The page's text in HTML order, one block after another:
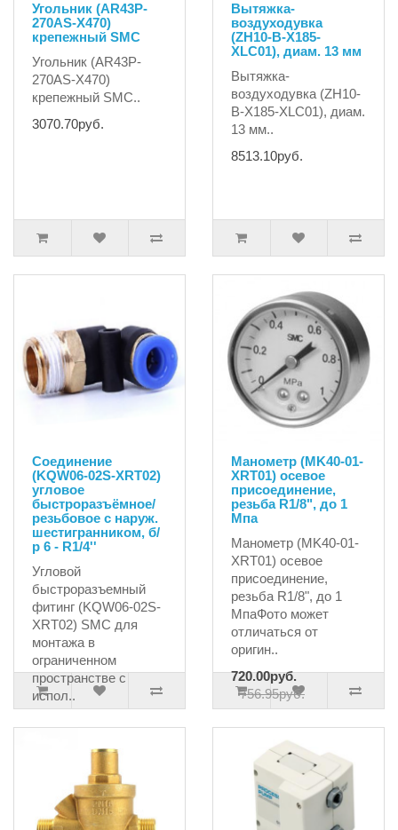
Угольник (AR43P-
270AS-X470)
крепежный SMC
Угольник (AR43P-
270AS-X470)
крепежный SMC..
3070.70руб.
Вытяжка-
воздуходувка
(ZH10-B-X185-
XLC01), диам. 13 мм
Вытяжка-
воздуходувка (ZH10-
B-X185-XLC01), диам.
13 мм..
8513.10руб.
Соединение
(KQW06-02S-XRT02)
угловое
быстроразъёмное/
резьбовое с наруж.
шестигранником, б/
р 6 - R1/4''
Угловой
быстроразъемный
фитинг (KQW06-02S-
XRT02) SMC для
монтажа в
ограниченном
пространстве с
испол..
Манометр (MK40-01-
XRT01) осевое
присоединение,
резьба R1/8", до 1
Мпа
Манометр (MK40-01-
XRT01) осевое
присоединение,
резьба R1/8", до 1
МпаФото может
отличаться от
оригин..
720.00руб.
756.95руб.